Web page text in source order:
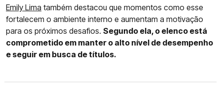
Emily Lima também destacou que momentos como esse
fortalecem o ambiente interno e aumentam a motivação
para os próximos desafios. Segundo ela, o elenco está
comprometido em manter o alto nível de desempenho
e seguir em busca de títulos.